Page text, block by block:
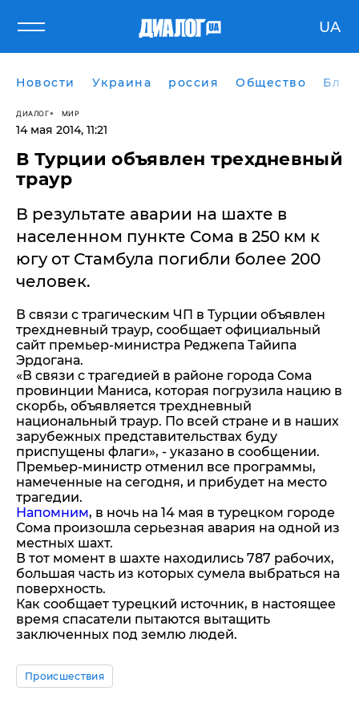
UA
Новости Украина россия Общество
ДИАЛОГ МИР
14 мая 2014, 11:21
В Турции объявлен трехдневный
траур
В результате аварии на шахте в
населенном пункте Сома в 250 км к
югу от Стамбула погибли более 200
человек.
В связи с трагическим ЧП в Турции объявлен
трехдневный траур, сообщает официальный
сайт премьер-министра Реджепа Тайипа
Эрдогана.
«В связи с трагедией в районе города Сома
провинции Маниса, которая погрузила нацию в
скорбь, объявляется трехдневный
национальный траур. По всей стране и в наших
зарубежных представительствах буду
приспущены флаги», - указано в сообщении.
Премьер-министр отменил все программы,
намеченные на сегодня, и прибудет на место
трагедии.
Напомним, в ночь на 14 мая в турецком городе
Сома произошла серьезная авария на одной из
местных шахт.
В тот момент в шахте находились 787 рабочих,
большая часть из которых сумела выбраться на
поверхность.
Как сообщает турецкий источник, в настоящее
время спасатели пытаются вытащить
заключенных под землю людей.
Происшествия